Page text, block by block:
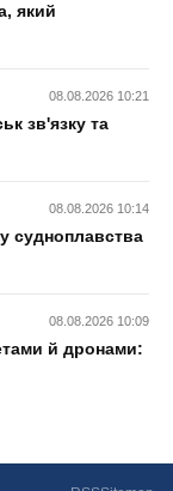
який
08.08.2026 10:21
зв'язку та
08.08.2026 10:14
судноплавства
08.08.2026 10:09
й дронами: